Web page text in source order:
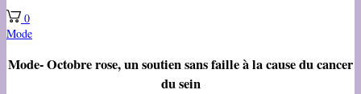
0
Mode
Mode- Octobre rose, un soutien sans faille à la cause du cancer
du sein